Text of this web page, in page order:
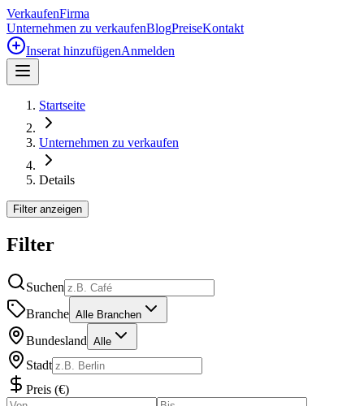
VerkaufenFirma
Unternehmen zu verkaufenBlogPreiseKontakt
Inserat hinzufügenAnmelden
Startseite
Unternehmen zu verkaufen
Details
Filter anzeigen
Filter
Suchen
Branche Alle Branchen
Bundesland Alle
Stadt
Preis (€)